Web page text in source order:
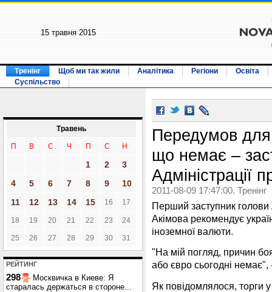
15 травня 2015
Тренінг Щоб ми так жили Аналітика Регіони
Освіта
Суспільство
Травень
П В С Ч П С Н
1 2
3
4
5 6 7 8 9
10
11
12 13 14 15 16 17
18 19 20 21 22 23 24
25 26 27 28 29 30 31
РЕЙТИНГ
298
Москвичка в Киеве: Я
старалась держаться в стороне...
Передумов для
що немає –
Адміністрації
2011-08-09 17:47:00. Тренінг
Перший заступник голови
Акімова рекомендує
іноземної валюти.
"На мій погляд, причин
або євро сьогодні немає",
Як повідомлялося, торги у